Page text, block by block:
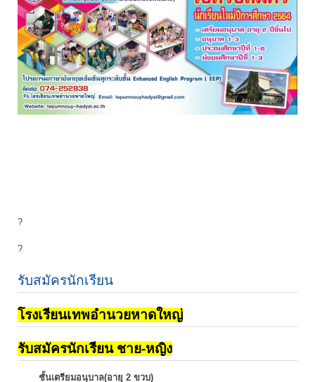
?
?
รับสมัครนักเรียน
โรงเรียนเทพอำนวยหาดใหญ่
รับสมัครนักเรียน ชาย-หญิง
ชั้นเตรียมอนุบาล(อายุ 2 ขวบ)